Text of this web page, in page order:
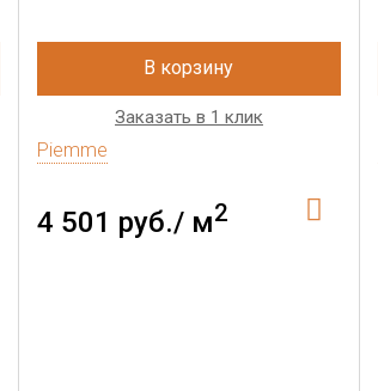
В корзину
Заказать в 1 клик
Piemme
4 501 руб./ м2